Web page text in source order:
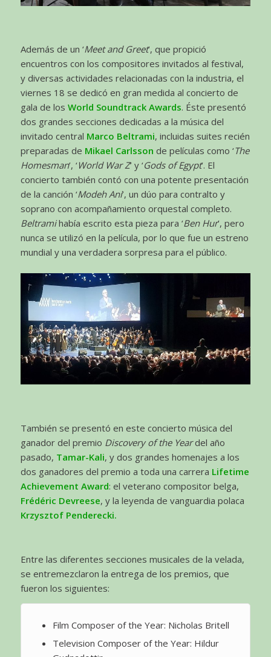
Además de un ‘Meet and Greet’, que propició
encuentros con los compositores invitados al festival,
y diversas actividades relacionadas con la industria, el
viernes 18 se dedicó en gran medida al concierto de
gala de los World Soundtrack Awards. Éste presentó
dos grandes secciones dedicadas a la música del
invitado central Marco Beltrami, incluidas suites recién
preparadas de Mikael Carlsson de películas como ‘The
Homesman’, ‘World War Z’ y ‘Gods of Egypt’. El
concierto también contó con una potente presentación
de la canción ‘Modeh Ani’, un dúo para contralto y
soprano con acompañamiento orquestal completo.
Beltramihabía escrito esta pieza para ‘Ben Hur’, pero
nunca se utilizó en la película, por lo que fue un estreno
mundial y una verdadera sorpresa para el público.
También se presentó en este concierto música del
ganador del premio Discovery of the Yeardel año
pasado, Tamar-Kali, y dos grandes homenajes a los
dos ganadores del premio a toda una carrera Lifetime
Achievement Award: el veterano compositor belga,
Frédéric Devreese, y la leyenda de vanguardia polaca
Krzysztof Penderecki.
Entre las diferentes secciones musicales de la velada,
se entremezclaron la entrega de los premios, que
fueron los siguientes:
Film Composer of the Year: Nicholas Britell
Television Composer of the Year: Hildur